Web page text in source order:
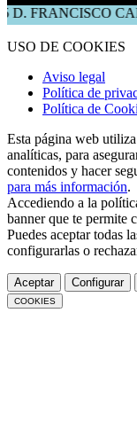
CARO
USO DE COOKIES
Aviso legal
Política de
Política de
Esta página web
analíticas, para
contenidos y hacer
para más información.
Accediendo a la
banner que te permite
Puedes aceptar todas
configurarlas o
Aceptar Configurar
COOKIES